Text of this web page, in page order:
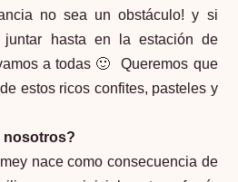
no sea un obstáculo! y si
juntar hasta en la estación de
a todas 🙂 Queremos que
estos ricos confites, pasteles y
nosotros?
nace como consecuencia de